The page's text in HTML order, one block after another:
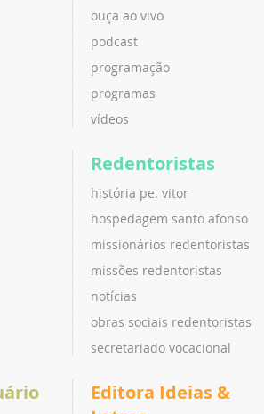
ouça ao vivo
podcast
programação
programas
vídeos
Redentoristas
história pe. vitor
hospedagem santo afonso
missionários redentoristas
missões redentoristas
notícias
obras sociais redentoristas
secretariado vocacional
Editora Ideias &